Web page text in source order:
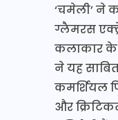
‘चमेली’ ने
ग्लैमरस
कलाकार के
ने यह
कमर्शियल
और